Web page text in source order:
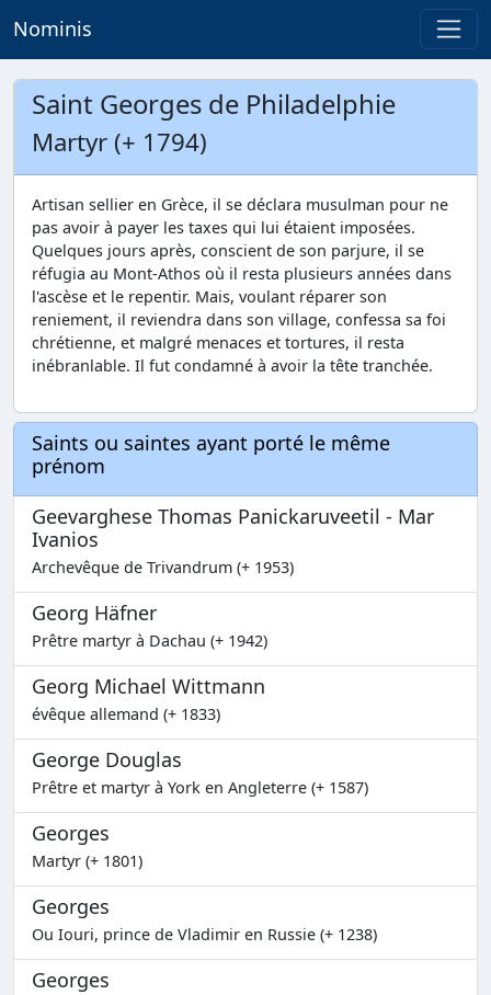
Nominis
Saint Georges de Philadelphie
Martyr (+ 1794)
Artisan sellier en Grèce, il se déclara musulman pour ne
pas avoir à payer les taxes qui lui étaient imposées.
Quelques jours après, conscient de son parjure, il se
réfugia au Mont-Athos où il resta plusieurs années dans
l'ascèse et le repentir. Mais, voulant réparer son
reniement, il reviendra dans son village, confessa sa foi
chrétienne, et malgré menaces et tortures, il resta
inébranlable. Il fut condamné à avoir la tête tranchée.
Saints ou saintes ayant porté le même
prénom
Geevarghese Thomas Panickaruveetil - Mar
Ivanios
Archevêque de Trivandrum (+ 1953)
Georg Häfner
Prêtre martyr à Dachau (+ 1942)
Georg Michael Wittmann
évêque allemand (+ 1833)
George Douglas
Prêtre et martyr à York en Angleterre (+ 1587)
Georges
Martyr (+ 1801)
Georges
Ou Iouri, prince de Vladimir en Russie (+ 1238)
Georges